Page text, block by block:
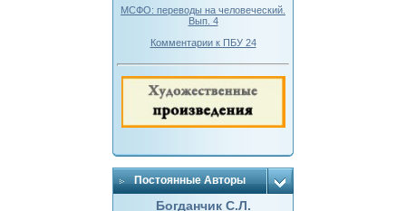
МСФО: переводы на человеческий.
Вып. 4
Комментарии к ПБУ 24
Постоянные Авторы
Богданчик С.Л.